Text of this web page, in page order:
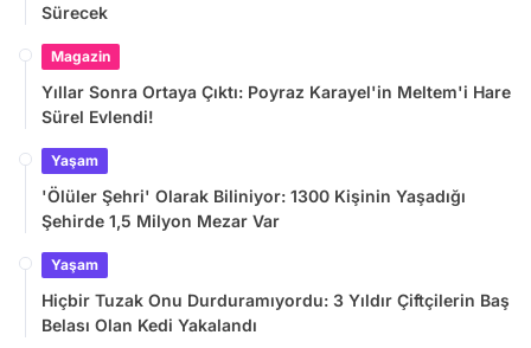
Sürecek
Magazin
Yıllar Sonra Ortaya Çıktı: Poyraz Karayel'in Meltem'i Hare
Sürel Evlendi!
Yaşam
'Ölüler Şehri' Olarak Biliniyor: 1300 Kişinin Yaşadığı
Şehirde 1,5 Milyon Mezar Var
Yaşam
Hiçbir Tuzak Onu Durduramıyordu: 3 Yıldır Çiftçilerin Baş
Belası Olan Kedi Yakalandı